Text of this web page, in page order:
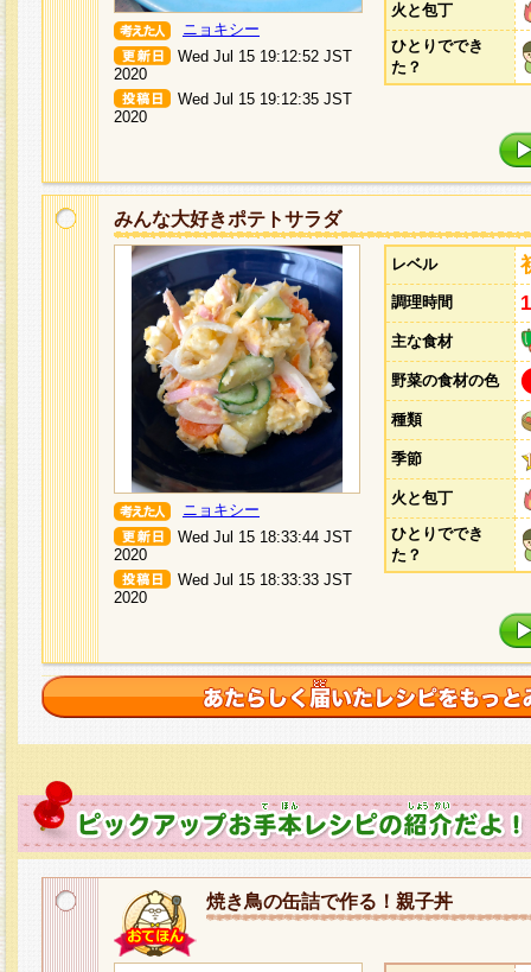
ニョキシー
Wed Jul 15 19:12:52 JST
2020
Wed Jul 15 19:12:35 JST
2020
火と包丁
ひとりででき
た？
みんな大好きポテトサラダ
ニョキシー
Wed Jul 15 18:33:44 JST
2020
Wed Jul 15 18:33:33 JST
2020
レベル
調理時間
主な食材
野菜の食材の色
種類
季節
火と包丁
ひとりででき
た？
焼き鳥の缶詰で作る！親子丼